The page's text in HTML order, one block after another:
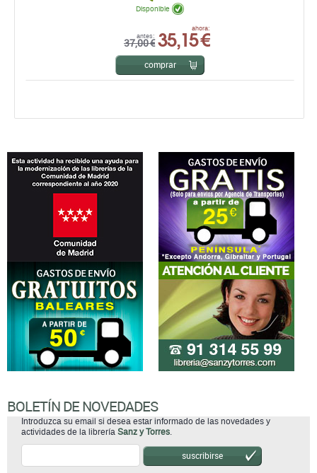
antes:
37,00 €
ahora:
35,15 €
Disponible
comprar
BOLETÍN DE NOVEDADES
Introduzca su email si desea estar informado de las novedades y
actividades de la librería Sanz y Torres
suscribirse